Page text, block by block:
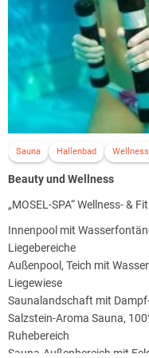
Sauna Hallenbad
Beauty und Wellness
„MOSEL-SPA“ Wellness- &
Innenpool mit
Liegebereiche
Außenpool, Teich mit
Liegewiese
Saunalandschaft mit
Salzstein-Aroma Sauna,
Ruhebereich
Sauna-Außenbereich mit